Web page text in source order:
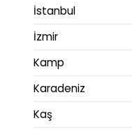
İstanbul
İzmir
Kamp
Karadeniz
Kaş